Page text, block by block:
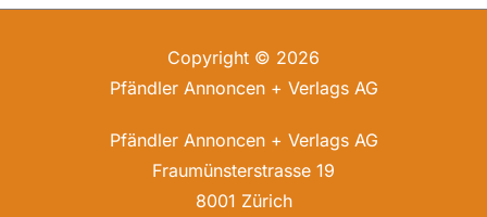
Copyright © 2026
Pfändler Annoncen + Verlags AG
Pfändler Annoncen + Verlags AG
Fraumünsterstrasse 19
8001 Zürich